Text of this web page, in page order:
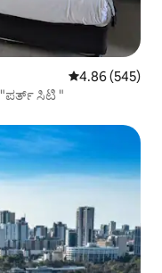
5 ರಲ್ಲಿ 4.86
4.86 (545)
ಕಿಂಗ್ಸ್ ಪಾರ್ಕ್ ನಗರವನ್ನು ಭೇಟಿಯಾಗುವ ಸ್ಥಳ! "ಪರ್ತ್ ಸಿಟಿ "